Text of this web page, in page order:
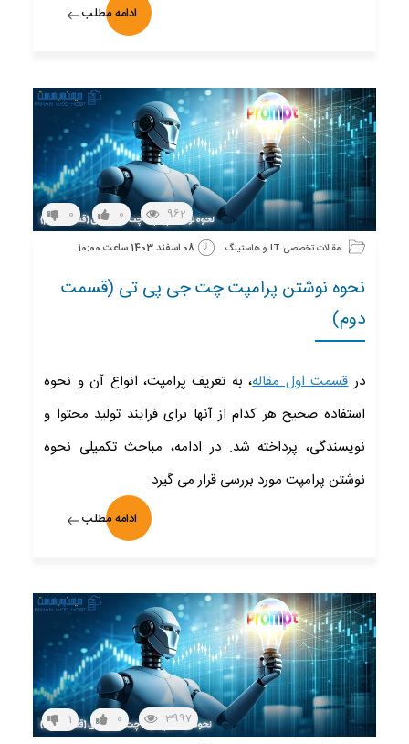
ادامه مطلب
مقالات تخصصی IT و هاستینگ 08 اسفند 1403 ساعت 10:00
0
0 962
نحوه نوشتن پرامپت چت جی پی تی (قسمت
دوم)
درقسمت اول مقاله، به تعریف پرامپت، انواع آن و نحوه
استفاده صحیح هر کدام از آنها برای فرایند تولید محتوا و
نویسندگی، پرداخته شد. در ادامه، مباحث تکمیلی نحوه
نوشتن پرامپت مورد بررسی قرار می گیرد.
ادامه مطلب
0
1 3997